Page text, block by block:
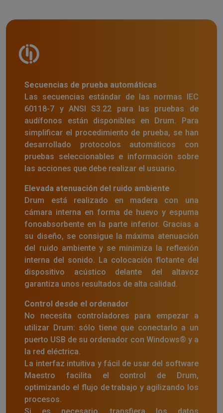
Secuencias de prueba automáticas
Las secuencias estándar de las normas IEC
60118-7 y ANSI S3.22 para las pruebas de
audífonos están disponibles en Drum. Para
simplificar el procedimiento de prueba, se han
desarrollado protocolos automáticos con
pruebas seleccionables e información sobre
las acciones que debe realizar el usuario.
Elevada atenuación del ruido ambiente
Drum está realizado en madera con una
cámara interna en forma de huevo y espuma
fonoabsorbente en la parte inferior. Gracias a
su diseño, se consigue la máxima atenuación
del ruido ambiente y se minimiza la reflexión
interna del sonido. La colocación flotante del
dispositivo acústico delante del altavoz
garantiza unos resultados de alta calidad.
Control desde el ordenador
No necesita controladores para empezar a
utilizar Drum: sólo tiene que conectarlo a un
puerto USB de su ordenador con Windows® y a
la red eléctrica.
La interfaz intuitiva y fácil de usar del software
Maestro facilita el control de Drum,
optimizando el flujo de trabajo y agilizando los
procesos.